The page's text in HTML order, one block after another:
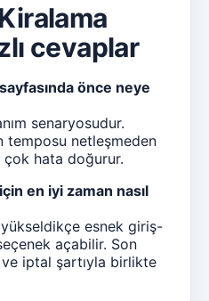
cevaplar
önce neye
senaryosudur.
temposu netleşmeden
çok hata doğurur.
en iyi zaman nasıl
esnek giriş-
açabilir. Son
iptal şartıyla birlikte